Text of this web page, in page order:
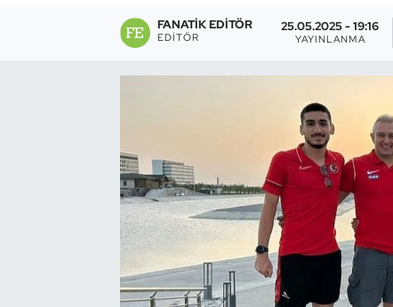
FANATIK EDITÖR
EDITÖR
25.05.2025 - 19:16
YAYINLANMA
Buz Hokeyi
Çim Hokeyi
Cimnastik